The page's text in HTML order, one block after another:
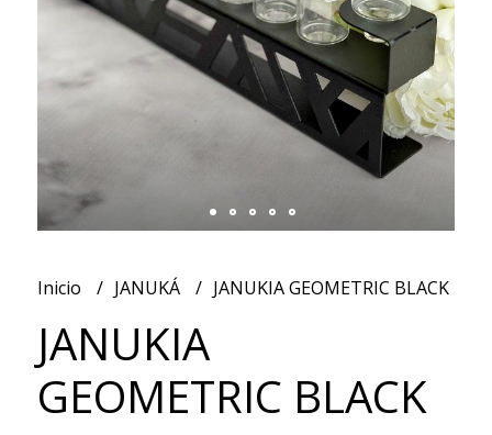
Inicio JANUKÁ JANUKIA GEOMETRIC BLACK
JANUKIA
GEOMETRIC BLACK